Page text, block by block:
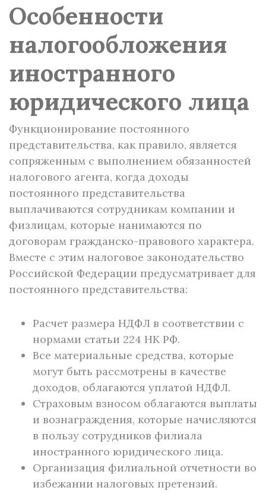
Особенности
налогообложения
иностранного
юридического лица
Функционирование постоянного
представительства, как правило, является
сопряженным с выполнением обязанностей
налогового агента, когда доходы
постоянного представительства
выплачиваются сотрудникам компании и
физлицам, которые нанимаются по
договорам гражданско-правового характера.
Вместе с этим налоговое законодательство
Российской Федерации предусматривает для
постоянного представительства:
Расчет размера НДФЛ в соответствии с
нормами статьи 224 НК РФ.
Все материальные средства, которые
могут быть рассмотрены в качестве
доходов, облагаются уплатой НДФЛ.
Страховым взносом облагаются выплаты
и вознаграждения, которые начисляются
в пользу сотрудников филиала
иностранного юридического лица.
Организация филиальной отчетности во
избежании налоговых претензий.